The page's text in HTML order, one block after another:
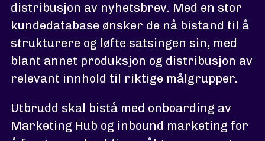
distribusjon av nyhetsbrev. Med en stor
kundedatabase ønsker de nå bistand til å
strukturere og løfte satsingen sin, med
blant annet produksjon og distribusjon av
relevant innhold til riktige målgrupper.
Utbrudd skal bistå med onboarding av
Marketing Hub og inbound marketing for